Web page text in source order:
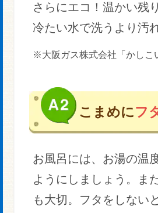
さらにエコ！温かい残
冷たい水で洗うより汚
※大阪ガス株式会社「かしこ
こまめにフ
お風呂には、お湯の温
ようにしましょう。ま
も大切。フタをしない